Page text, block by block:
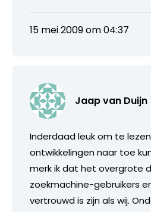
15 mei 2009 om 04:37
Jaap van Duijn
Inderdaad leuk om te
ontwikkelingen naar toe
merk ik dat het overgrote
zoekmachine-gebruikers
vertrouwd is zijn als wij.